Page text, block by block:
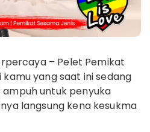
– Pelet Pemikat
kamu yang saat ini sedang
untuk penyuka
langsung kena kesukma